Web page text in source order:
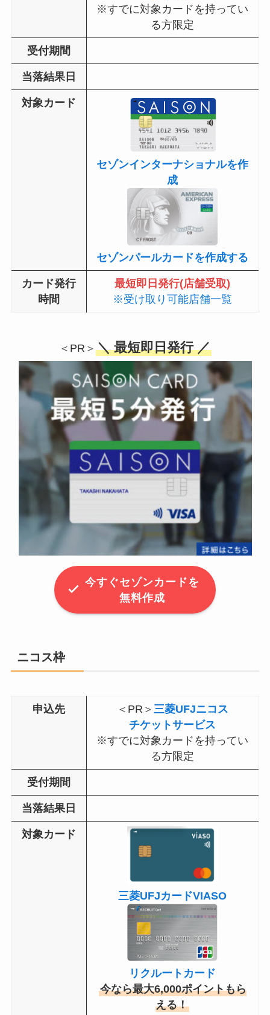
※すでに対象カードを持ってい
る方限定
受付期間
当落結果日
対象カード
セゾンインターナショナルを作
成
セゾンパールカードを作成する
カード発行
時間
最短即日発行(店舗受取)
※受け取り可能店舗一覧
＜PR＞ ＼ 最短即日発行 ／
今すぐセゾンカードを
無料作成
ニコス枠
申込先 ＜PR＞ 三菱UFJニコス
チケットサービス
※すでに対象カードを持ってい
る方限定
受付期間
当落結果日
対象カード
三菱UFJカードVIASO
リクルートカード
今なら最大6,000ポイントもら
える！